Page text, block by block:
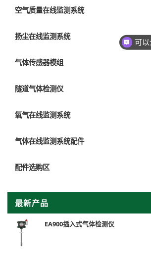
空气质量在线监测系统
扬尘在线监测系统
气体传感器模组
隧道气体检测仪
氧气在线监测系统
气体在线监测系统配件
配件选购区
最新产品
EA900插入式气体检测仪